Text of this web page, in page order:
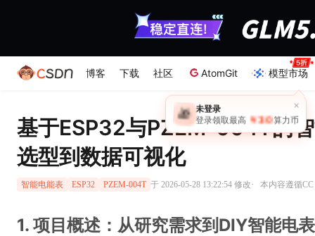
博客 下载 社区 AtomGit 模型市场
×
🎁 未登录
登录领取最高 ￥30 算力币
基于ESP32与PZEM-004T的
选型到数据可视化
智能电能表 ESP32 PZEM-004T 于 2026-05-28 13:22:54 修改· 本内容遵循
1. 项目概述：从研究需求到DIY智能电